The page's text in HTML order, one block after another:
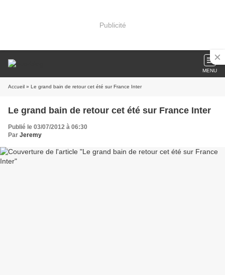
Publicité
MENU
Accueil » Le grand bain de retour cet été sur France Inter
Le grand bain de retour cet été sur France Inter
Publié le 03/07/2012 à 06:30
Par Jeremy